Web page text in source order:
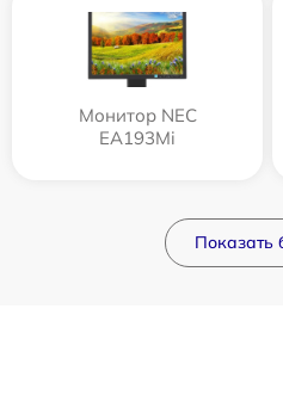
Монитор NEC
EA193Mi
Показать